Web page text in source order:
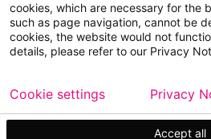
Copyright © 2026 Metso
Карта
Официальное уведомление
cookies, which are necessary for the
such as page navigation, cannot be
cookies, the website would not
details, please refer to our Privacy
Accept all
Cookie settings Privacy